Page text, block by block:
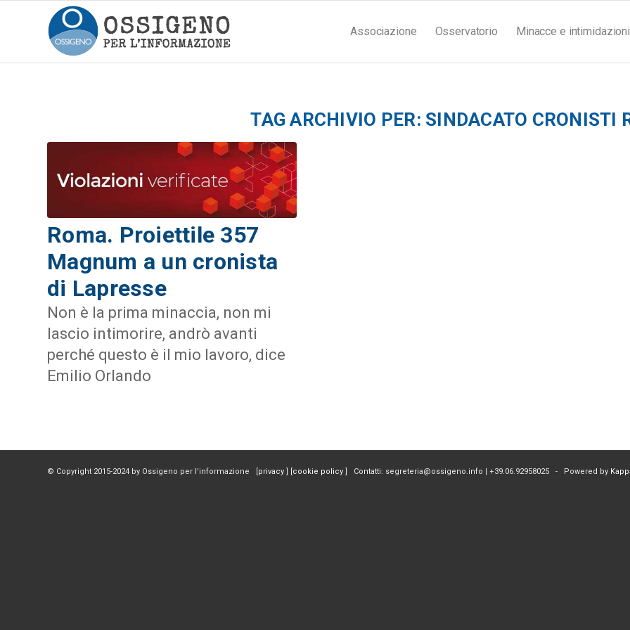
Associazione Osservatorio Minacce e intimidazioni
TAG ARCHIVIO PER: SINDACATO CRONISTI
Roma. Proiettile 357
Magnum a un cronista
di Lapresse
Non è la prima minaccia, non mi
lascio intimorire, andrò avanti
perché questo è il mio lavoro, dice
Emilio Orlando
© Copyright 2015-2024 by Ossigeno per l'informazione [privacy ] [cookie policy ] Contatti: segreteria@ossigeno.info | +39.06.92958025 - Powered by